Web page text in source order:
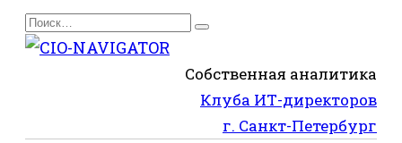
Перейти
к
Search
for:
Собственная аналитика
Клуба ИТ-директоров
г. Санкт-Петербург